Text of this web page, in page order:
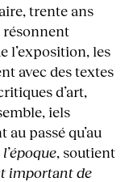
trente ans
résonnent
l’exposition, les
avec des textes
d’art,
iels
passé qu’au
, soutient
important de